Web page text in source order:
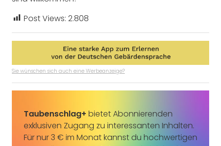
Post Views: 2.808
Sie wünschen sich auch eine Werbeanzeige?
Taubenschlag+ bietet Abonnierenden
exklusiven Zugang zu interessanten Inhalten.
Für nur 3 € im Monat kannst du hochwertigen